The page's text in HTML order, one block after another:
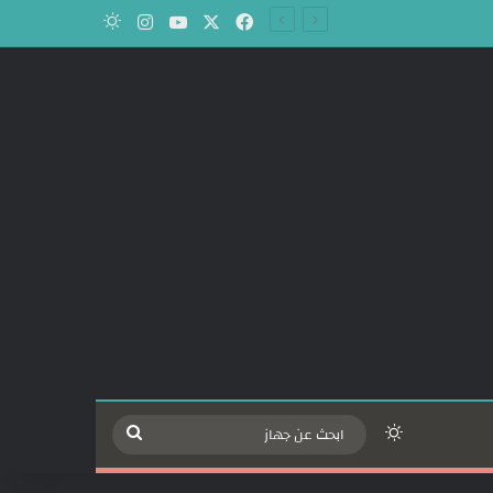
فيسبوك‫YouTube
انستقرامالوضع المظلم
الوضع المظلم
ابحث
عن